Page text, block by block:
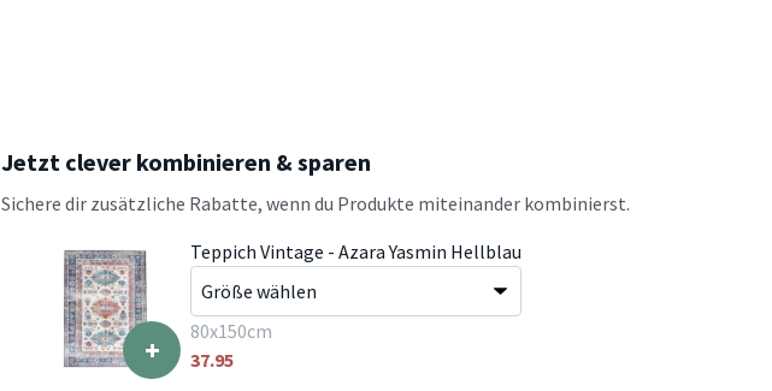
Jetzt clever kombinieren & sparen
Sichere dir zusätzliche Rabatte, wenn du Produkte miteinander kombinierst.
+
Teppich Vintage - Azara Yasmin Hellblau
80x150cm
37.95